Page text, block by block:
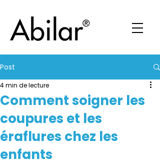
Post
Comment soigner les
coupures et les
éraflures chez les
enfants
4 min de lecture